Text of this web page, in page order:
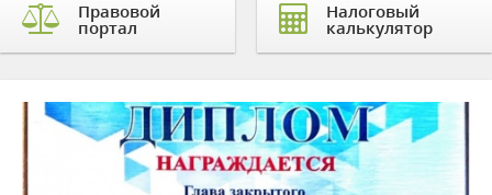
Правовой
портал
Налоговый
калькулятор